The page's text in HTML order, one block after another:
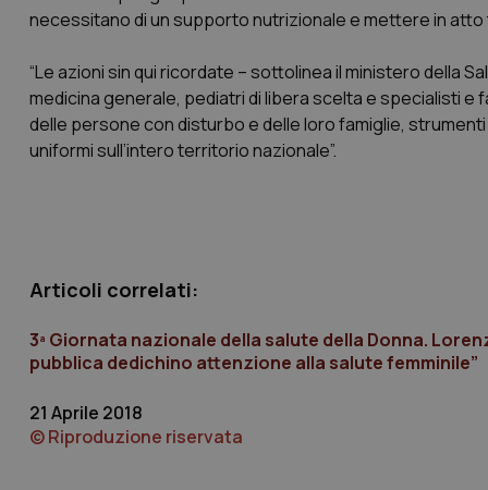
necessitano di un supporto nutrizionale e mettere in
“Le azioni sin qui ricordate – sottolinea il ministero della
medicina generale, pediatri di libera scelta e specialisti
delle persone con disturbo e delle loro famiglie,
uniformi sull’intero territorio nazionale”.
Articoli correlati:
3ª Giornata nazionale della salute della Donna.
pubblica dedichino attenzione alla salute femminile”
21 Aprile 2018
© Riproduzione riservata
tracking-enable
session-id
_ga